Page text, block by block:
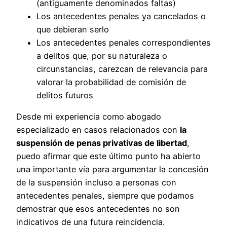
(antiguamente denominados faltas)
Los antecedentes penales ya cancelados o
que debieran serlo
Los antecedentes penales correspondientes
a delitos que, por su naturaleza o
circunstancias, carezcan de relevancia para
valorar la probabilidad de comisión de
delitos futuros
Desde mi experiencia como abogado
especializado en casos relacionados con la
suspensión de penas privativas de libertad,
puedo afirmar que este último punto ha abierto
una importante vía para argumentar la concesión
de la suspensión incluso a personas con
antecedentes penales, siempre que podamos
demostrar que esos antecedentes no son
indicativos de una futura reincidencia.